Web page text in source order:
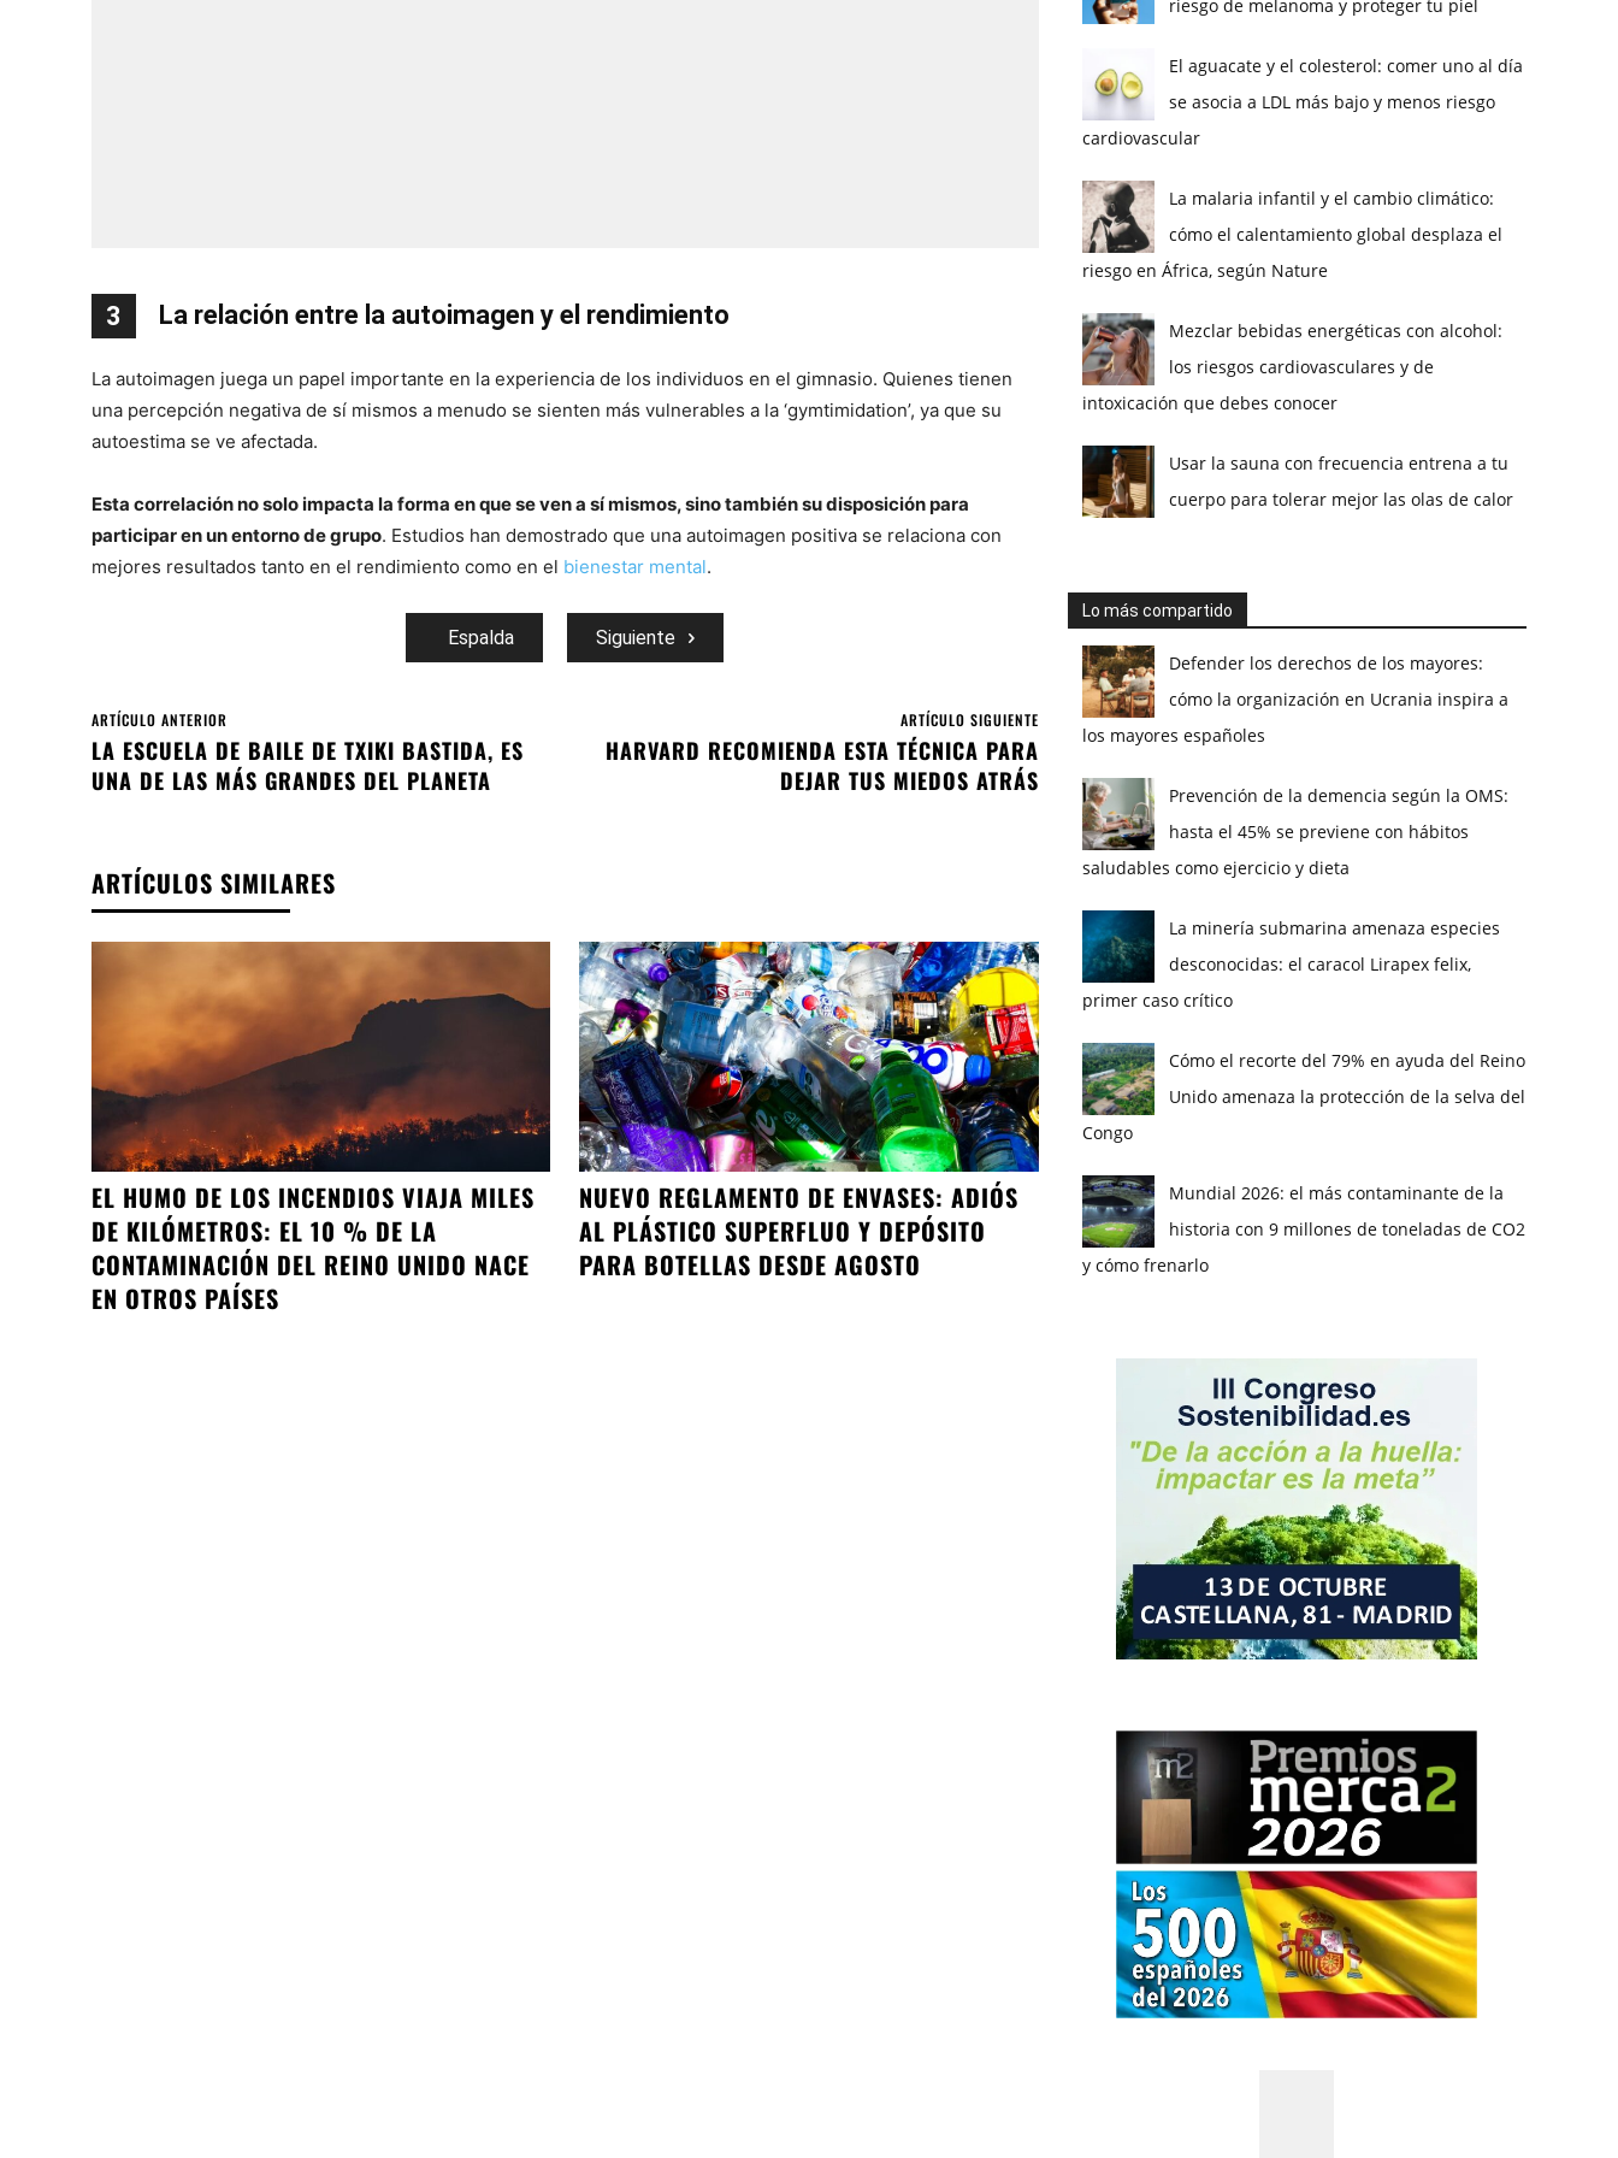
3 La relación entre la autoimagen y el rendimiento
La autoimagen juega un papel importante en la experiencia de los individuos en el gimnasio. Quienes tienen
una percepción negativa de sí mismos a menudo se sienten más vulnerables a la ‘gymtimidation’, ya que su
autoestima se ve afectada.
Esta correlación no solo impacta la forma en que se ven a sí mismos, sino también su disposición para
participar en un entorno de grupo. Estudios han demostrado que una autoimagen positiva se relaciona con
mejores resultados tanto en el rendimiento como en el bienestar mental.
Espalda Siguiente
ARTÍCULO ANTERIOR
LA ESCUELA DE BAILE DE TXIKI BASTIDA, ES
UNA DE LAS MÁS GRANDES DEL PLANETA
ARTÍCULO SIGUIENTE
HARVARD RECOMIENDA ESTA TÉCNICA PARA
DEJAR TUS MIEDOS ATRÁS
ARTÍCULOS SIMILARES
EL HUMO DE LOS INCENDIOS VIAJA MILES
DE KILÓMETROS: EL 10 % DE LA
CONTAMINACIÓN DEL REINO UNIDO NACE
EN OTROS PAÍSES
NUEVO REGLAMENTO DE ENVASES: ADIÓS
AL PLÁSTICO SUPERFLUO Y DEPÓSITO
PARA BOTELLAS DESDE AGOSTO
riesgo de melanoma y proteger tu piel
El aguacate y el colesterol: comer uno al día
se asocia a LDL más bajo y menos riesgo
cardiovascular
La malaria infantil y el cambio climático:
cómo el calentamiento global desplaza el
riesgo en África, según Nature
Mezclar bebidas energéticas con alcohol:
los riesgos cardiovasculares y de
intoxicación que debes conocer
Usar la sauna con frecuencia entrena a tu
cuerpo para tolerar mejor las olas de calor
Lo más compartido
Defender los derechos de los mayores:
cómo la organización en Ucrania inspira a
los mayores españoles
Prevención de la demencia según la OMS:
hasta el 45% se previene con hábitos
saludables como ejercicio y dieta
La minería submarina amenaza especies
desconocidas: el caracol Lirapex felix,
primer caso crítico
Cómo el recorte del 79% en ayuda del Reino
Unido amenaza la protección de la selva del
Congo
Mundial 2026: el más contaminante de la
historia con 9 millones de toneladas de CO2
y cómo frenarlo